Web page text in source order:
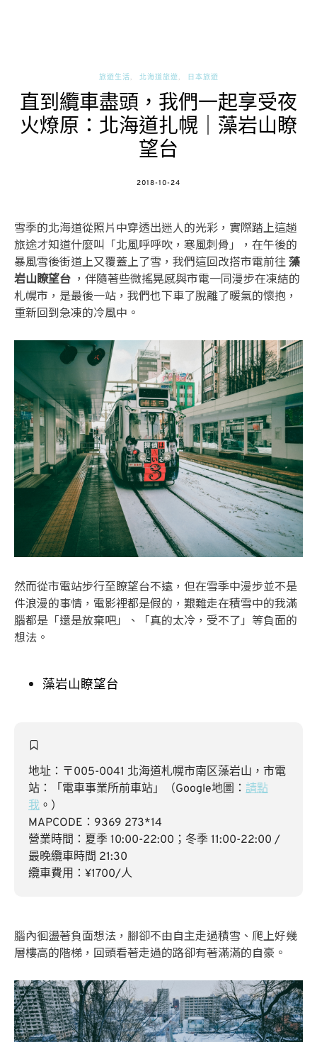
旅遊生活 北海道旅遊 日本旅遊
直到纜車盡頭，我們一起享受夜
火燎原：北海道扎幌｜藻岩山瞭
望台
POSTED
2018-10-24
雪季的北海道從照片中穿透出迷人的光彩，實際踏上這趟
旅途才知道什麼叫「北風呼呼吹，寒風刺骨」，在午後的
暴風雪後街道上又覆蓋上了雪，我們這回改搭市電前往藻
岩山瞭望台 ，伴隨著些微搖晃感與市電一同漫步在凍結的
札幌市，是最後一站，我們也下車了脫離了暖氣的懷抱，
重新回到急凍的冷風中。
然而從市電站步行至瞭望台不遠，但在雪季中漫步並不是
件浪漫的事情，電影裡都是假的，艱難走在積雪中的我滿
腦都是「還是放棄吧」、「真的太冷，受不了」等負面的
想法。
藻岩山瞭望台
地址：〒005-0041 北海道札幌市南区藻岩山，市電
站：「電車事業所前車站」（Google地圖： 請點
我 。）
MAPCODE： 9369 273*14
營業時間：夏季 10:00-22:00；冬季 11:00-22:00 /
最晚纜車時間 21:30
纜車費用：¥1700/人
腦內徊盪著負面想法，腳卻不由自主走過積雪、爬上好幾
層樓高的階梯，回頭看著走過的路卻有著滿滿的自豪。